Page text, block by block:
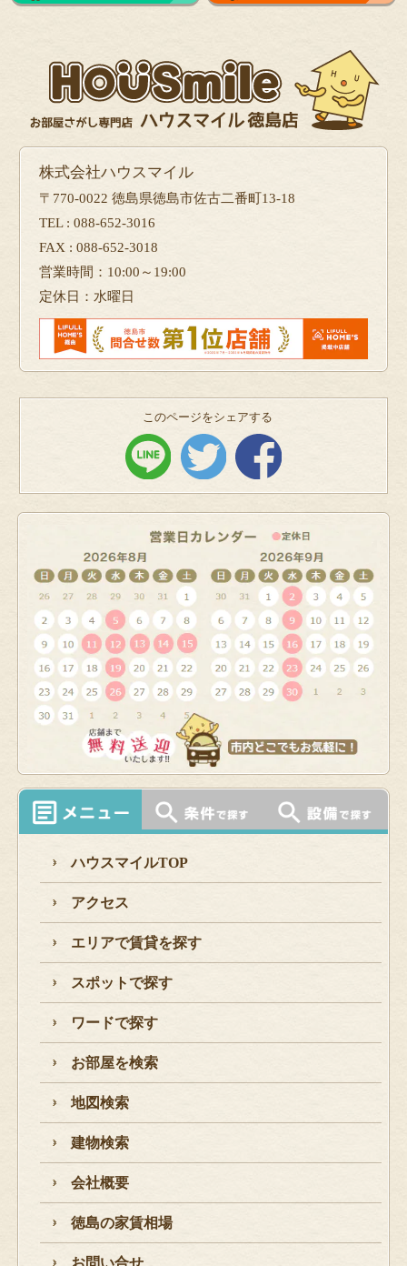
株式会社ハウスマイル
〒770-0022 徳島県徳島市佐古二番町13-18
TEL : 088-652-3016
FAX : 088-652-3018
営業時間：10:00～19:00
定休日：水曜日
このページをシェアする
ハウスマイルTOP
アクセス
エリアで賃貸を探す
スポットで探す
ワードで探す
お部屋を検索
地図検索
建物検索
会社概要
徳島の家賃相場